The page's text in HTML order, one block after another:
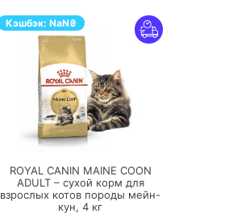
Кэшбэк: NaN₴
ПЕРЕЙТИ
ROYAL CANIN MAINE COON
ADULT – сухой корм для
взрослых котов породы мейн-
кун, 4 кг